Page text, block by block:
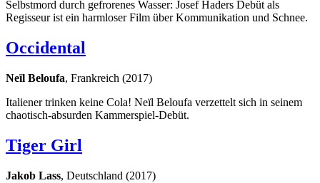
Selbstmord durch gefrorenes Wasser: Josef Haders Debüt als
Regisseur ist ein harmloser Film über Kommunikation und Schnee.
Occidental
Neïl Beloufa, Frankreich (2017)
Italiener trinken keine Cola! Neïl Beloufa verzettelt sich in seinem
chaotisch-absurden Kammerspiel-Debüt.
Tiger Girl
Jakob Lass, Deutschland (2017)